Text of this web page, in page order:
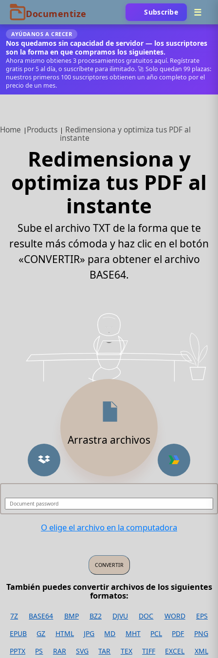
Subscribe
AYÚDANOS A CRECER
Nos quedamos sin capacidad de servidor — los suscriptores
son la forma en que compramos los siguientes.
Ahora mismo obtienes 3 procesamientos gratuitos aquí. Regístrate
gratis por 5 al día, o suscríbete para ilimitado. 🚀 Solo quedan 99 plazas:
nuestros primeros 100 suscriptores obtienen un año completo por el
precio de un mes.
Home Products
Redimensiona y optimiza tus PDF al
instante
Redimensiona y
optimiza tus PDF al
instante
Sube el archivo TXT de la forma que te
resulte más cómoda y haz clic en el botón
«CONVERTIR» para obtener el archivo
BASE64.
Arrastra archivos
O elige el archivo en la computadora
También puedes convertir archivos de los siguientes
formatos:
7Z BASE64 BMP BZ2 DJVU DOC WORD
EPS
EPUB
GZ HTML JPG MD MHT PCL PDF
PNG
PPTX
PS RAR SVG TAR TEX TIFF EXCEL
XML